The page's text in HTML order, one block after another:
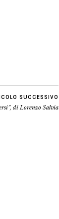
SUCCESSIVO
di Lorenzo Salvia